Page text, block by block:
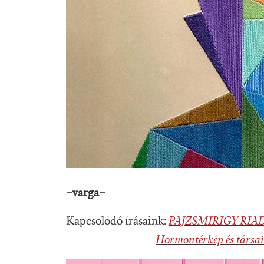
–varga–
Kapcsolódó írásaink:PAJZSMIRIGY
Hormontérkép és társai